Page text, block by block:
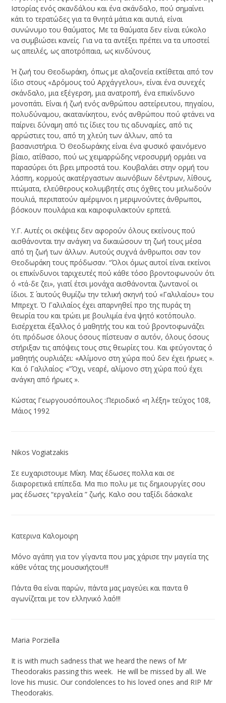
Ιστορίας ενός σκανδάλου και ένα σκάνδαλο, πού σημαίνει
κάτι το τερατώδες για τα θνητά μάτια και αυτιά, είναι
συνώνυμο του θαύματος. Με τα θαύματα δεν είναι εύκολο
να συμβιώσει κανείς. Για να τα αντέξει πρέπει να τα υποστεί
ως απειλές, ως αποτρόπαια, ως κινδύνους.
Ή ζωή του Θεοδωράκη, όπως με αλαζονεία εκτίθεται από τον
ίδιο στους «Δρόμους τού Αρχάγγελου», είναι ένα συνεχές
σκάνδαλο, μια εξέγερση, μια ανατροπή, ένα επικίνδυνο
μονοπάτι. Είναι ή ζωή ενός ανθρώπου αστείρευτου, πηγαίου,
πολυδύναμου, ακατανίκητου, ενός ανθρώπου πού φτάνει να
παίρνει δύναμη από τις ίδιες του τις αδυναμίες, από τις
αρρώστιες του, από τη χλεύη των άλλων, από τα
βασανιστήρια. Ό Θεοδωράκης είναι ένα φυσικό φαινόμενο
βίαιο, ατίθασο, πού ως χειμαρρώδης νεροσυρμή ορμάει να
παρασύρει ότι βρει μπροστά του. Κουβαλάει στην ορμή του
λάσπη, κορμούς ακατέργαστων αιωνόβιων δέντρων, λίθους,
πτώματα, ελεύθερους κολυμβητές στις όχθες του μελωδούν
πουλιά, περιπατούν αμέριμνοι η μεριμνούντες άνθρωποι,
βόσκουν πουλάρια και καιροφυλακτούν ερπετά.
Υ.Γ. Αυτές οι σκέψεις δεν αφορούν όλους εκείνους πού
αισθάνονται την ανάγκη να δικαιώσουν τη ζωή τους μέσα
από τη ζωή των άλλων. Αυτούς συχνά άνθρωποι σαν τον
Θεοδωράκη τους πρόδωσαν. “Όλοι όμως αυτοί είναι εκείνοι
οι επικίνδυνοι ταριχευτές πού κάθε τόσο βροντοφωνούν ότι
ό «τά-δε ζει», γιατί έτσι μονάχα αισθάνονται ζωντανοί οι
ίδιοι. Σ΄ αυτούς θυμίζω την τελική σκηνή τού «Γαλιλαίου» του
Μπρεχτ. Ό Γαλιλαίος έχει απαρνηθεί προ της πυράς τη
θεωρία του και τρώει με βουλιμία ένα ψητό κοτόπουλο.
Εισέρχεται έξαλλος ό μαθητής του και τού βροντοφωνάζει
ότι πρόδωσε όλους όσους πίστευαν σ αυτόν, όλους όσους
στήριξαν τις απόψεις τους στις θεωρίες του. Και φεύγοντας ό
μαθητής ουρλιάζει: «Αλίμονο στη χώρα πού δεν έχει ήρωες ».
Και ό Γαλιλαίος: «”Όχι, νεαρέ, αλίμονο στη χώρα πού έχει
ανάγκη από ήρωες ».
Κώστας Γεωργουσόπουλος :Περιοδικό «η λέξη» τεύχος 108,
Μάιος 1992
Nikos Vogiatzakis
Σε ευχαριστουμε Μίκη. Μας έδωσες πολλα και σε
διαφορετικά επίπεδα. Μα πιο πολυ με τις δημιουργίες σου
μας έδωσες “εργαλεία ” ζωής. Καλο σου ταξίδι δάσκαλε
Κατερινα Καλομοιρη
Μόνο αγάπη για τον γίγαντα που μας χάρισε την μαγεία της
κάθε νότας της μουσικήςτου!!!
Πάντα θα είναι παρών, πάντα μας μαγεύει και παντα θ
αγωνίζεται με τον ελληνικό λαό!!!
Maria Porziella
It is with much sadness that we heard the news of Mr
Theodorakis passing this week. He will be missed by all. We
love his music. Our condolences to his loved ones and RIP Mr
Theodorakis.